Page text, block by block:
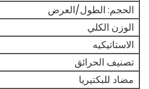
الحجم: الطول/العرض
الوزن الكلي
الاستاتيكيه
تصنيف الحرائق
مضاد للبكتيريا